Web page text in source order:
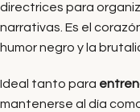
directrices para
narrativas. Es el
humor negro y la
Ideal tanto para
mantenerse al día